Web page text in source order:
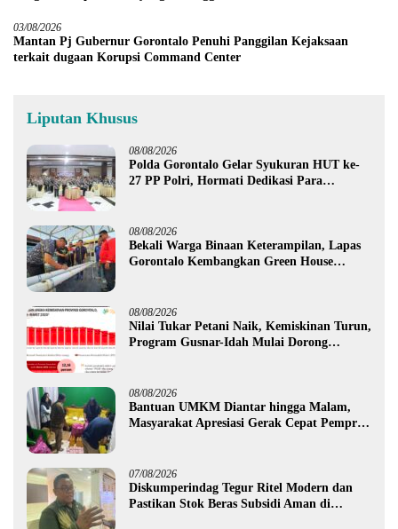
03/08/2026
Mantan Pj Gubernur Gorontalo Penuhi Panggilan Kejaksaan
terkait dugaan Korupsi Command Center
Liputan Khusus
08/08/2026
Polda Gorontalo Gelar Syukuran HUT ke-
27 PP Polri, Hormati Dedikasi Para
08/08/2026
Bekali Warga Binaan Keterampilan, Lapas
Gorontalo Kembangkan Green House
08/08/2026
Nilai Tukar Petani Naik, Kemiskinan Turun,
Program Gusnar-Idah Mulai Dorong
08/08/2026
Bantuan UMKM Diantar hingga Malam,
Masyarakat Apresiasi Gerak Cepat Pemprov
07/08/2026
Diskumperindag Tegur Ritel Modern dan
Pastikan Stok Beras Subsidi Aman di